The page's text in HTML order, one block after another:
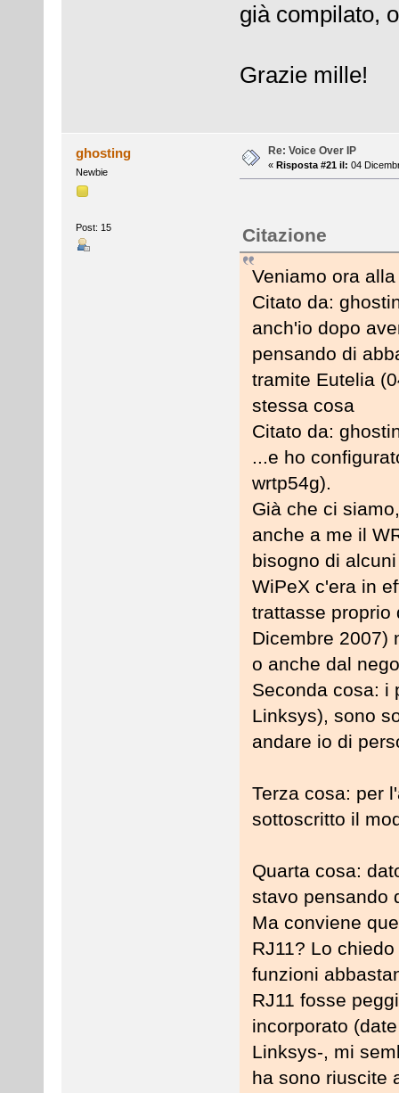
già compilato,
Grazie mille!
ghosting
Newbie
Post: 15
Re: Voice Over IP
« Risposta #21 il: 04
Citazione
Veniamo ora
Citato da:
anch'io dopo
pensando di
tramite Eutelia
stessa cosa
Citato da:
...e ho
wrtp54g).
Già che ci
anche a me il
bisogno di
WiPeX c'era in
trattasse proprio
Dicembre 2007)
o anche dal
Seconda cosa: i
Linksys), sono
andare io di
Terza cosa: per
sottoscritto il
Quarta cosa:
stavo pensando
Ma conviene
RJ11? Lo
funzioni
RJ11 fosse
incorporato
Linksys-, mi
ha sono riuscite